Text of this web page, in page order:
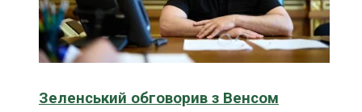
Зеленський обговорив з Венсом